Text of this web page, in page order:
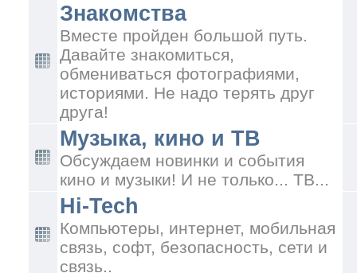
Знакомства
Вместе пройден большой путь.
Давайте знакомиться,
обмениваться фотографиями,
историями. Не надо терять друг
друга!
Музыка, кино и ТВ
Обсуждаем новинки и события
кино и музыки! И не только... ТВ...
Hi-Tech
Компьютеры, интернет, мобильная
связь, софт, безопасность, сети и
связь..